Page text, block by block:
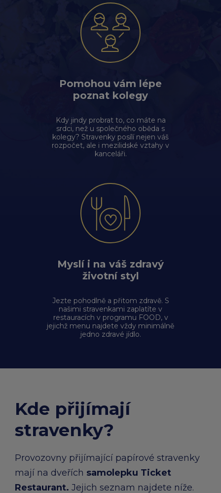
Pomohou vám lépe
poznat kolegy
Kdy jindy probrat to, co máte na
srdci, než u společného oběda s
kolegy? Stravenky posílí nejen váš
rozpočet, ale i mezilidské vztahy v
kanceláři.
Myslí i na váš zdravý
životní styl
Jezte pohodlně a přitom zdravě. S
našimi stravenkami zaplatíte v
restauracích v programu FOOD, v
jejichž menu najdete vždy minimálně
jedno zdravé jídlo.
Kde přijímají
stravenky?
Provozovny přijímající papírové stravenky
mají na dveřích samolepku Ticket
Restaurant. Jejich seznam najdete níže.